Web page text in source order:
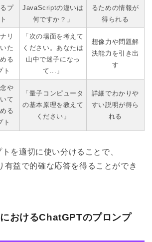
プ
JavaScriptの違いは
何ですか？」
るための情報が
得られる
リ
た
る
ト
「次の場面を考えて
ください。あなたは
山中で迷子になっ
て...」
想像力や問題解
決能力を引き出
す
や
て
る
ト
「量子コンピュータ
の基本原理を教えて
ください」
詳細でわかりや
すい説明が得ら
れる
を適切に使い分けることで、
有益で的確な応答を得ることができ
おけるChatGPTのプロンプ